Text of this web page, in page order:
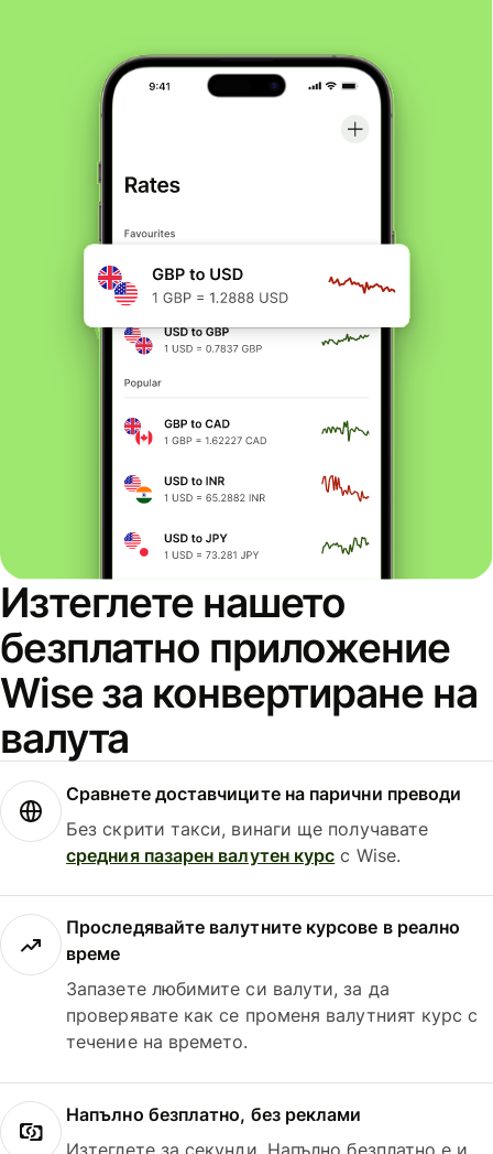
Изтеглете нашето
безплатно приложение
Wise за конвертиране на
валута
Сравнете доставчиците на парични преводи
Без скрити такси, винаги ще получавате
средния пазарен валутен курс с Wise.
Проследявайте валутните курсове в реално
време
Запазете любимите си валути, за да
проверявате как се променя валутният курс с
течение на времето.
Напълно безплатно, без реклами
Изтеглете за секунди. Напълно безплатно е и